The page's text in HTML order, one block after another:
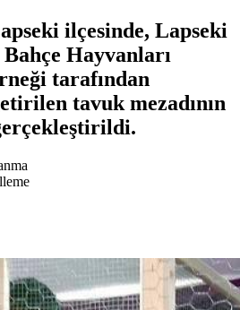
ilçesinde, Lapseki
Hayvanları
tarafından
tavuk mezadının